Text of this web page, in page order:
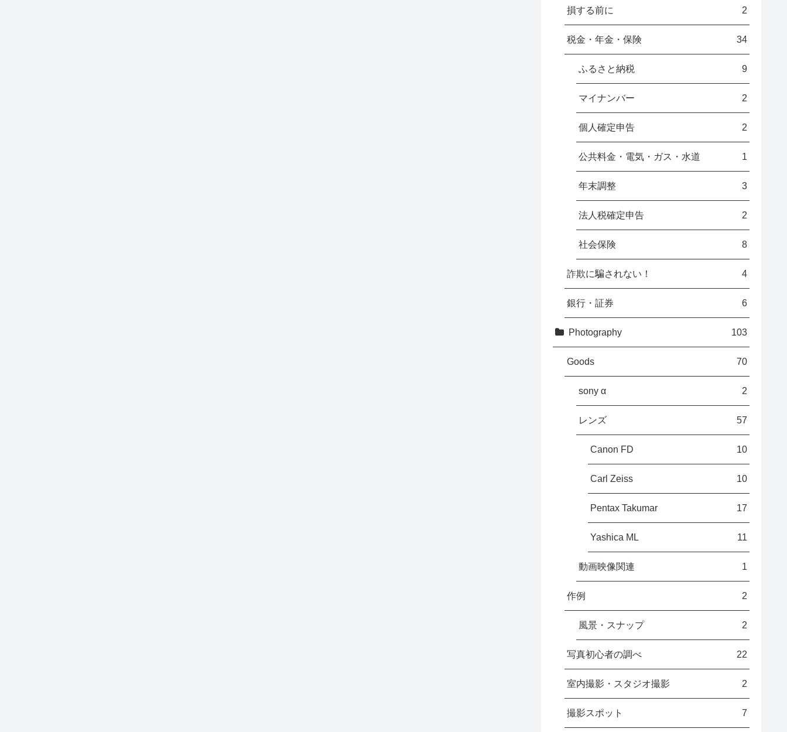
損する前に 2
税金・年金・保険 34
ふるさと納税 9
マイナンバー 2
個人確定申告 2
公共料金・電気・ガス・水道 1
年末調整 3
法人税確定申告 2
社会保険 8
詐欺に騙されない！ 4
銀行・証券 6
Photography 103
Goods 70
sony α 2
レンズ 57
Canon FD 10
Carl Zeiss 10
Pentax Takumar 17
Yashica ML 11
動画映像関連 1
作例 2
風景・スナップ 2
写真初心者の調べ 22
室内撮影・スタジオ撮影 2
撮影スポット 7